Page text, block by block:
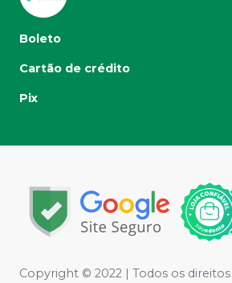
Boleto
Cartão de crédito
Pix
Copyright © 2022 | Todos os direitos